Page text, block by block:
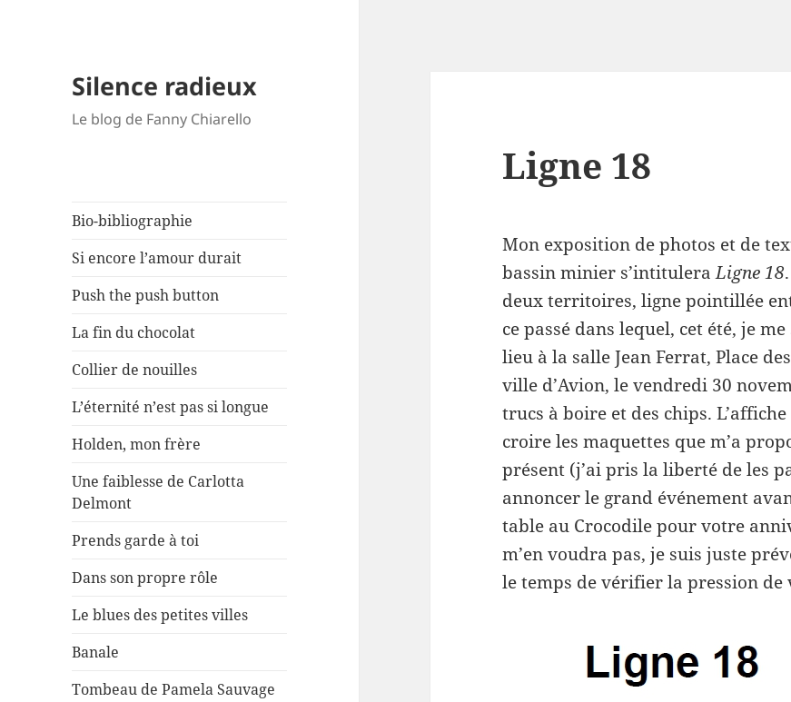
Silence radieux
Le blog de Fanny Chiarello
Bio-bibliographie
Si encore l’amour durait
Push the push button
La fin du chocolat
Collier de nouilles
L’éternité n’est pas si longue
Holden, mon frère
Une faiblesse de Carlotta
Delmont
Prends garde à toi
Dans son propre rôle
Le blues des petites villes
Banale
Tombeau de Pamela Sauvage
Ligne 18
Mon exposition de photos et de
bassin minier s’intituleraLigne 18
deux territoires, ligne pointillée
ce passé dans lequel, cet été, je
lieu à la salle Jean Ferrat, Place
ville d’Avion, le vendredi 30
trucs à boire et des chips.
croire les maquettes que m’a
présent (j’ai pris la liberté de les
annoncer le grand événement
table au Crocodile pour votre
m’en voudra pas, je suis juste
le temps de vérifier la pression de